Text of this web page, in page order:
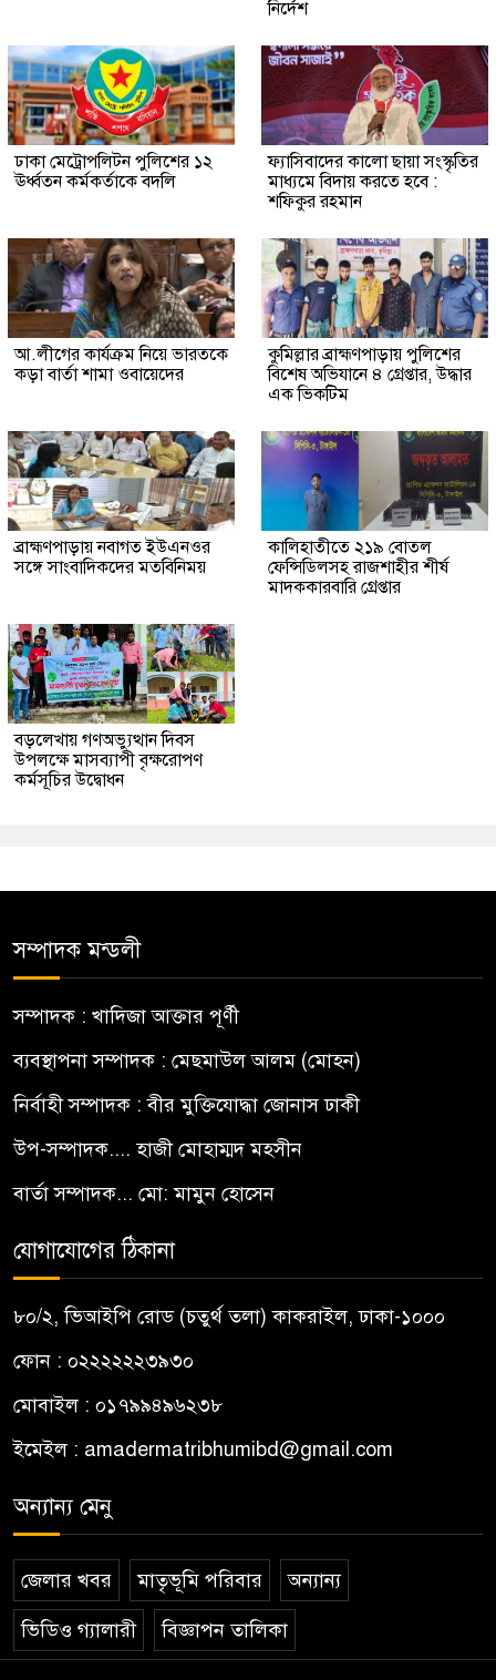
নির্দেশ
ঢাকা মেট্রোপলিটন পুলিশের ১২
ঊর্ধ্বতন কর্মকর্তাকে বদলি
ফ্যাসিবাদের কালো ছায়া সংস্কৃতির
মাধ্যমে বিদায় করতে হবে :
শফিকুর রহমান
আ.লীগের কার্যক্রম নিয়ে ভারতকে
কড়া বার্তা শামা ওবায়েদের
কুমিল্লার ব্রাহ্মণপাড়ায় পুলিশের
বিশেষ অভিযানে ৪ গ্রেপ্তার, উদ্ধার
এক ভিকটিম
ব্রাহ্মণপাড়ায় নবাগত ইউএনওর
সঙ্গে সাংবাদিকদের মতবিনিময়
কালিহাতীতে ২১৯ বোতল
ফেন্সিডিলসহ রাজশাহীর শীর্ষ
মাদককারবারি গ্রেপ্তার
বড়লেখায় গণঅভ্যুত্থান দিবস
উপলক্ষে মাসব্যাপী বৃক্ষরোপণ
কর্মসূচির উদ্বোধন
সম্পাদক মন্ডলী
সম্পাদক : খাদিজা আক্তার পূর্ণী
ব্যবস্থাপনা সম্পাদক : মেছমাউল আলম (মোহন)
নির্বাহী সম্পাদক : বীর মুক্তিযোদ্ধা জোনাস ঢাকী
উপ-সম্পাদক.... হাজী মোহাম্মদ মহসীন
বার্তা সম্পাদক... মো: মামুন হোসেন
যোগাযোগের ঠিকানা
৮০/২, ভিআইপি রোড (চতুর্থ তলা) কাকরাইল, ঢাকা-১০০০
ফোন : ০২২২২২২৩৯৩০
মোবাইল : ০১৭৯৯৪৯৬২৩৮
ইমেইল : amadermatribhumibd@gmail.com
অন্যান্য মেনু
জেলার খবর মাতৃভূমি পরিবার অন্যান্য
ভিডিও গ্যালারী বিজ্ঞাপন তালিকা